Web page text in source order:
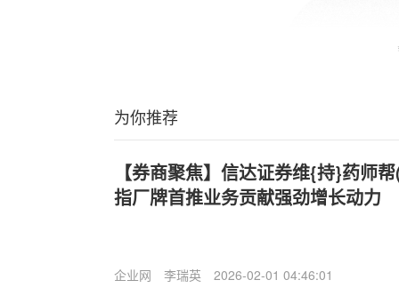
为你推荐
【券商聚焦】信达证券维{持}药师
指厂牌首推业务贡献强劲增长动力
企业网 李瑞英 2026-02-01 04:46:01